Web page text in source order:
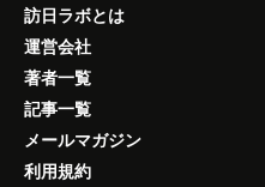
訪日ラボとは
運営会社
著者一覧
記事一覧
メールマガジン
利用規約